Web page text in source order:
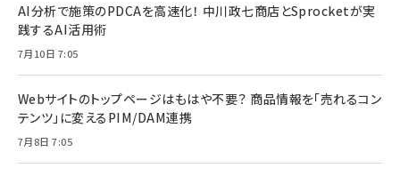
AI分析で施策のPDCAを高速化！ 中川政七商店とSprocketが実
践するAI活用術
7月10日 7:05
Webサイトのトップページはもはや不要？ 商品情報を「売れるコン
テンツ」に変えるPIM/DAM連携
7月8日 7:05